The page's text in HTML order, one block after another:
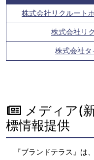
株式会社リクルート
株式会社リ
株式会社タ
メディア(
標情報提供
『ブランドテラス』は